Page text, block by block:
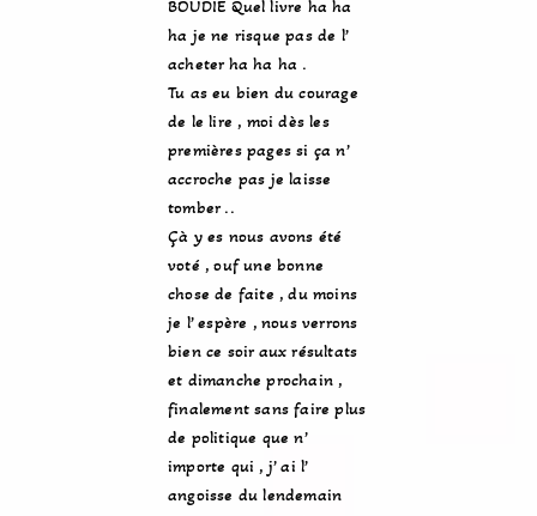
BOUDIE Quel livre ha ha
ha je ne risque pas de l’
acheter ha ha ha .
Tu as eu bien du courage
de le lire , moi dès les
premières pages si ça n’
accroche pas je laisse
tomber ..
Çà y es nous avons été
voté , ouf une bonne
chose de faite , du moins
je l’ espère , nous verrons
bien ce soir aux résultats
et dimanche prochain ,
finalement sans faire plus
de politique que n’
importe qui , j’ ai l’
angoisse du lendemain